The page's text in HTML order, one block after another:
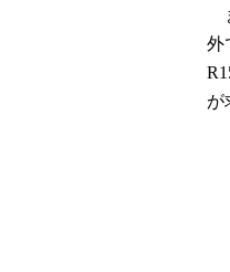
外
が